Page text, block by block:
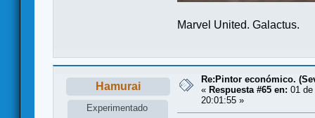
Marvel United. Galactus.
Hamurai
Experimentado
Re:Pintor económico.
« Respuesta #65 en: 01
20:01:55 »